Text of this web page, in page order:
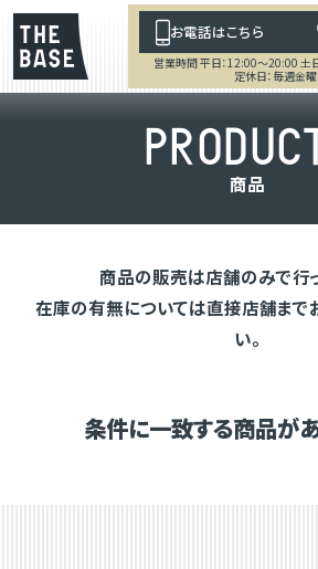
お電話はこちら
営業時間 平日：12:00～20:00 土
定休日：毎週金
PRODUC
商品
商品の販売は店舗のみで行っ
在庫の有無については直接店舗まで
い。
条件に一致する商品があ